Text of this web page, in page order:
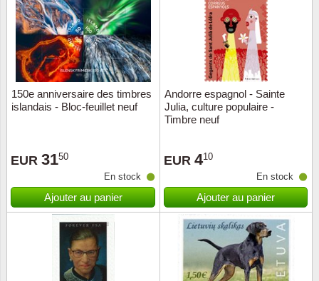
150e anniversaire des timbres
islandais - Bloc-feuillet neuf
EUR 3150
En stock
Ajouter au panier
Andorre espagnol - Sainte
Julia, culture populaire -
Timbre neuf
EUR 410
En stock
Ajouter au panier
Love
Chypre